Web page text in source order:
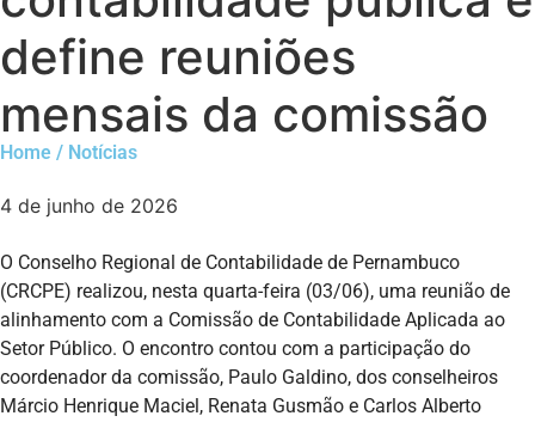
define reuniões
mensais da comissão
Home / Notícias
4 de junho de 2026
O Conselho Regional de Contabilidade de Pernambuco
(CRCPE) realizou, nesta quarta-feira (03/06), uma reunião de
alinhamento com a Comissão de Contabilidade Aplicada ao
Setor Público. O encontro contou com a participação do
coordenador da comissão, Paulo Galdino, dos conselheiros
Márcio Henrique Maciel, Renata Gusmão e Carlos Alberto